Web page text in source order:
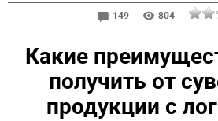
149
804
Какие
получить от
продукции с